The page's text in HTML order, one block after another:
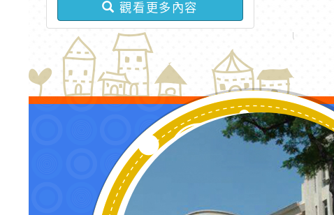
觀看更多內容